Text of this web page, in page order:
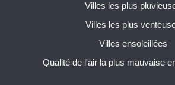
Villes les plus
Villes les plus
Villes ensoleillées
Qualité de l'air la plus mauvaise